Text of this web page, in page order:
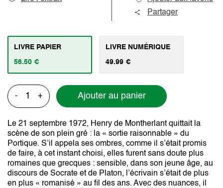
Partager
LIVRE PAPIER
56.50 €
LIVRE NUMÉRIQUE
49.99 €
- + Ajouter au panier
Le 21 septembre 1972, Henry de Montherlant quittait la
scène de son plein gré : la « sortie raisonnable » du
Portique. S’il appela ses ombres, comme il s’était promis
de faire, à cet instant choisi, elles furent sans doute plus
romaines que grecques : sensible, dans son jeune âge, au
discours de Socrate et de Platon, l’écrivain s’était de plus
en plus « romanisé » au fil des ans. Avec des nuances, il